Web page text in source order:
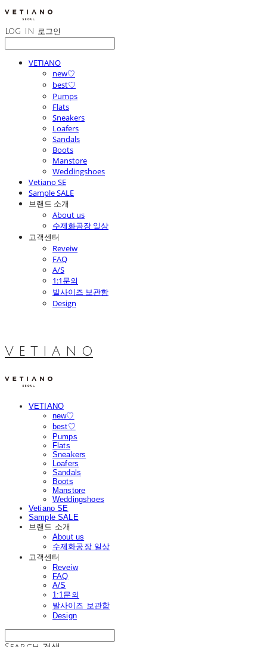
LOG IN 로그인
VETIANO
new♡
best♡
Pumps
Flats
Sneakers
Loafers
Sandals
Boots
Manstore
Weddingshoes
Vetiano SE
Sample SALE
브랜드 소개
About us
수제화공장 일상
고객센터
Reveiw
FAQ
A/S
1:1문의
발사이즈 보관함
Design
V E T I A N O
VETIANO
new♡
best♡
Pumps
Flats
Sneakers
Loafers
Sandals
Boots
Manstore
Weddingshoes
Vetiano SE
Sample SALE
브랜드 소개
About us
수제화공장 일상
고객센터
Reveiw
FAQ
A/S
1:1문의
발사이즈 보관함
Design